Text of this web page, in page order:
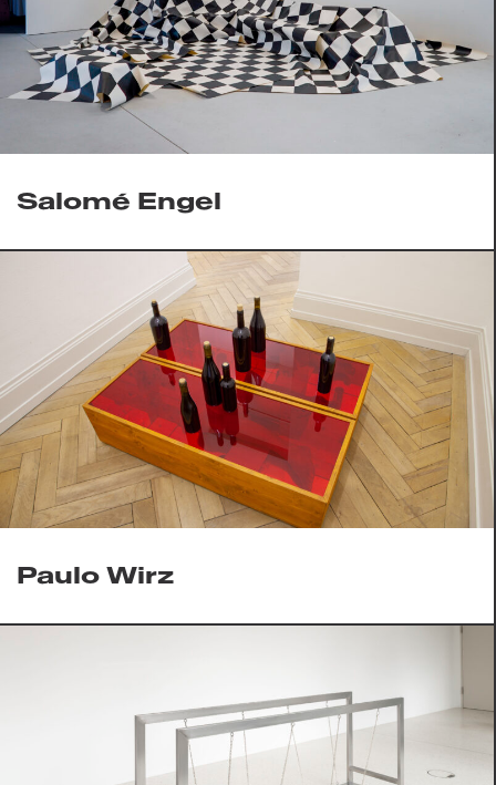
Salomé Engel
Paulo Wirz